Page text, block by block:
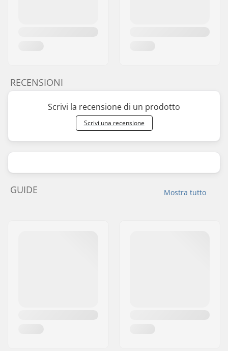
RECENSIONI
Scrivi la recensione di un prodotto
Scrivi una recensione
Mostra tutto
GUIDE